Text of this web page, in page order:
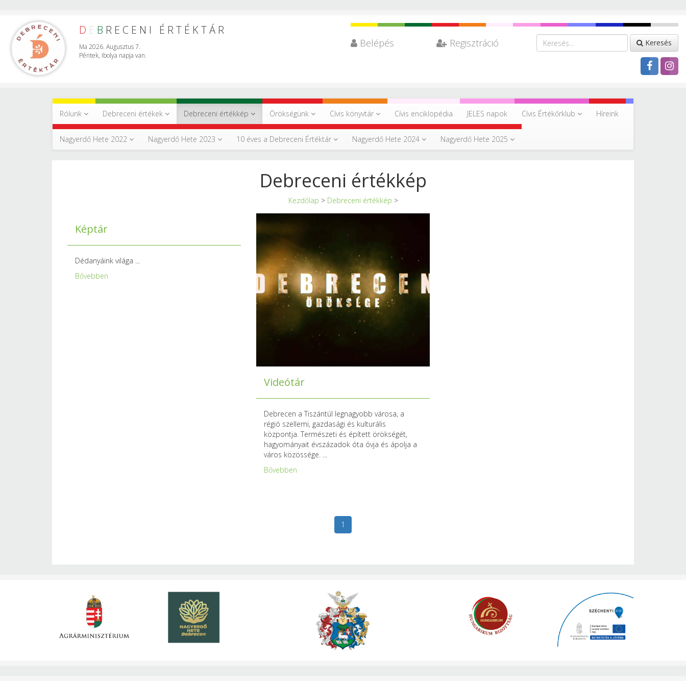
D E B RECENI ÉRTÉKTÁR
Ma 2026. Augusztus 7.
Péntek, Ibolya napja van.
Belépés Regisztráció Keresés
Rólunk Debreceni értékek Debreceni értékkép Örökségünk Cívis könyvtár Cívis enciklopédia JELES napok Cívis Értékőrklub Híreink
Nagyerdő Hete 2022 Nagyerdő Hete 2023 10 éves a Debreceni Értéktár Nagyerdő Hete 2024 Nagyerdő Hete 2025
Debreceni értékkép
Kezdőlap > Debreceni értékkép >
Képtár
Dédanyáink világa ...
Bővebben
Videótár
Debrecen a Tiszántúl legnagyobb városa, a
régió szellemi, gazdasági és kulturális
központja. Természeti és épített örökségét,
hagyományait évszázadok óta óvja és ápolja a
város közössége. ...
Bővebben
1